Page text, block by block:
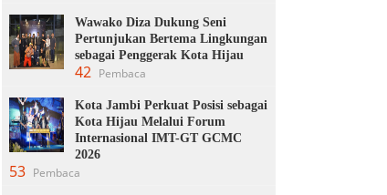
Wawako Diza Dukung Seni
Pertunjukan Bertema Lingkungan
sebagai Penggerak Kota Hijau
42 Pembaca
Kota Jambi Perkuat Posisi sebagai
Kota Hijau Melalui Forum
Internasional IMT-GT GCMC
2026
53 Pembaca